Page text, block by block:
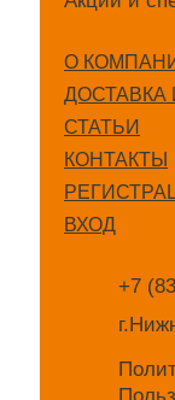
О
ДОСТАВКА
СТАТЬИ
КОНТАКТЫ
ВХОД
+7